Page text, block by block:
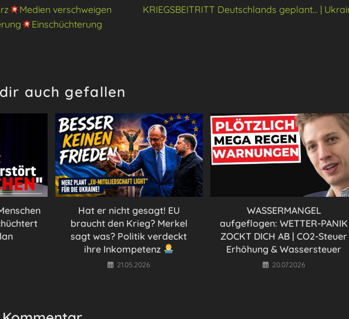
Medien verschweigen
Einschüchterung
KRIEGSBEITRITT Deutschlands geplant… |
auch gefallen
Hat er nicht gesagt! EU
braucht den Krieg? Merkel
sagt was? Politik verdeckt
ihre Inkompetenz
21.05.2026
WASSERMANGEL
aufgeflogen: WETTER-PANIK
ZOCKT DICH AB | CO2-Steuer
Erhöhung & Wassersteuer
20.07.2026